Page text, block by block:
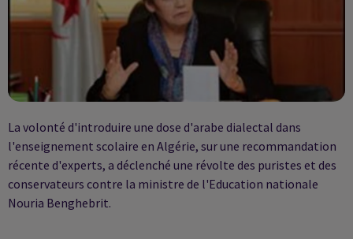
La volonté d'introduire une dose d'arabe dialectal dans
l'enseignement scolaire en Algérie, sur une recommandation
récente d'experts, a déclenché une révolte des puristes et des
conservateurs contre la ministre de l'Education nationale
Nouria Benghebrit.